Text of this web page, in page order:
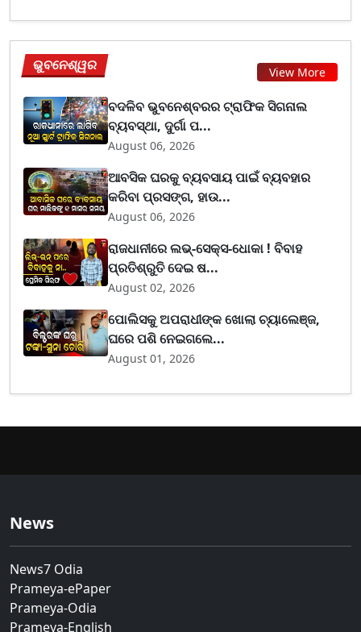
ଭୁବନେଶ୍ୱର View More
ବଦଳିବ ଭୁବନେଶ୍ବରର ଟ୍ରାଫିକ ସିଗନାଲ
ବ୍ୟବସ୍ଥା, ଦୁର୍ଗା ପ...
August 06, 2026
ଆବସିକ ଘରକୁ ବ୍ୟବସାୟ ପାଇଁ ବ୍ୟବହାର
କରିବା ପ୍ରସଙ୍ଗ, ହାଉ...
August 06, 2026
ରାଜଧାନୀରେ ଲଭ୍-ସେକ୍ସ-ଧୋକା ! ବିବାହ
ପ୍ରତିଶ୍ରୁତି ଦେଇ ଷ...
August 02, 2026
ପୋଲିସକୁ ଅପରାଧୀଙ୍କ ଖୋଲା ଚ୍ୟାଲେଞ୍ଜ,
ଘରେ ପଶି ନେଇଗଲେ...
August 01, 2026
News
News7 Odia
Prameya-ePaper
Prameya-Odia
Prameya-English